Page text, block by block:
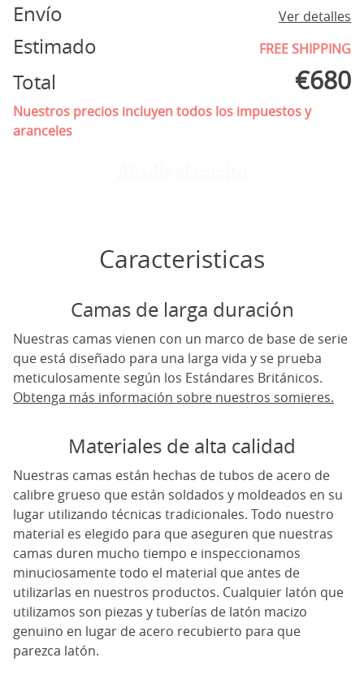
Envío Ver detalles
Estimado FREE SHIPPING
Total €680
Nuestros precios incluyen todos los impuestos y
aranceles
Caracteristicas
Camas de larga duración
Nuestras camas vienen con un marco de base de serie
que está diseñado para una larga vida y se prueba
meticulosamente según los Estándares Británicos.
Obtenga más información sobre nuestros somieres.
Materiales de alta calidad
Nuestras camas están hechas de tubos de acero de
calibre grueso que están soldados y moldeados en su
lugar utilizando técnicas tradicionales. Todo nuestro
material es elegido para que aseguren que nuestras
camas duren mucho tiempo e inspeccionamos
minuciosamente todo el material que antes de
utilizarlas en nuestros productos. Cualquier latón que
utilizamos son piezas y tuberías de latón macizo
genuino en lugar de acero recubierto para que
parezca latón.